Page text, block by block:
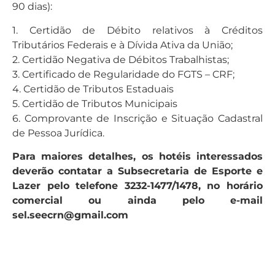
90 dias):
1. Certidão de Débito relativos à Créditos
Tributários Federais e à Dívida Ativa da União;
2. Certidão Negativa de Débitos Trabalhistas;
3. Certificado de Regularidade do FGTS – CRF;
4. Certidão de Tributos Estaduais
5. Certidão de Tributos Municipais
6. Comprovante de Inscrição e Situação Cadastral
de Pessoa Jurídica.
Para maiores detalhes, os hotéis interessados
deverão contatar a Subsecretaria de Esporte e
Lazer pelo telefone 3232-1477/1478, no horário
comercial ou ainda pelo e-mail
sel.seecrn@gmail.com